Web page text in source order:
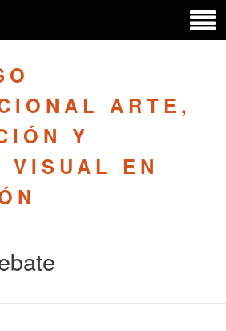
ARTE,
Y
VISUAL EN